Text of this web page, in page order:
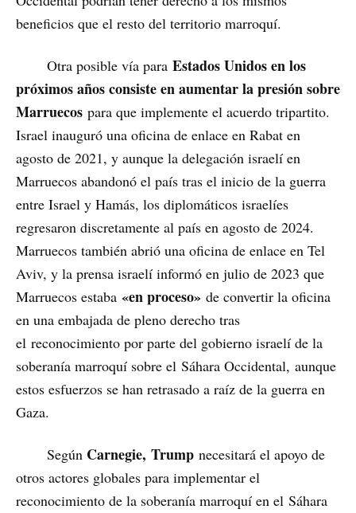
beneficios que el resto del territorio marroquí.
Otra posible vía para Estados Unidos en los
próximos años consiste en aumentar la presión sobre
Marruecos para que implemente el acuerdo tripartito.
Israel inauguró una oficina de enlace en Rabat en
agosto de 2021, y aunque la delegación israelí en
Marruecos abandonó el país tras el inicio de la guerra
entre Israel y Hamás, los diplomáticos israelíes
regresaron discretamente al país en agosto de 2024.
Marruecos también abrió una oficina de enlace en Tel
Aviv, y la prensa israelí informó en julio de 2023 que
Marruecos estaba «en proceso» de convertir la oficina
en una embajada de pleno derecho tras
el reconocimiento por parte del gobierno israelí de la
soberanía marroquí sobre el Sáhara Occidental, aunque
estos esfuerzos se han retrasado a raíz de la guerra en
Gaza.
Según Carnegie, Trump necesitará el apoyo de
otros actores globales para implementar el
reconocimiento de la soberanía marroquí en el Sáhara